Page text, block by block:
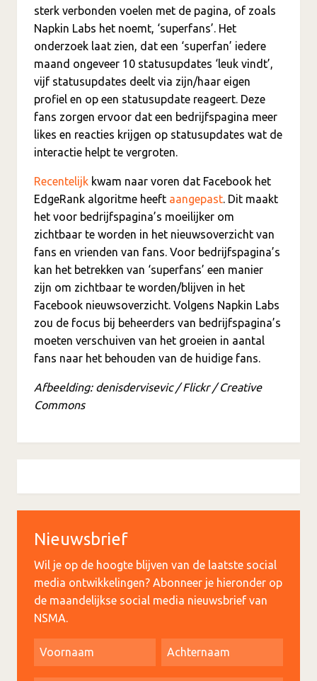
sterk verbonden voelen met de pagina, of zoals
Napkin Labs het noemt, ‘superfans’. Het
onderzoek laat zien, dat een ‘superfan’ iedere
maand ongeveer 10 statusupdates ‘leuk vindt’,
vijf statusupdates deelt via zijn/haar eigen
profiel en op een statusupdate reageert. Deze
fans zorgen ervoor dat een bedrijfspagina meer
likes en reacties krijgen op statusupdates wat de
interactie helpt te vergroten.
Recentelijk kwam naar voren dat Facebook het
EdgeRank algoritme heeft aangepast. Dit maakt
het voor bedrijfspagina’s moeilijker om
zichtbaar te worden in het nieuwsoverzicht van
fans en vrienden van fans. Voor bedrijfspagina’s
kan het betrekken van ‘superfans’ een manier
zijn om zichtbaar te worden/blijven in het
Facebook nieuwsoverzicht. Volgens Napkin Labs
zou de focus bij beheerders van bedrijfspagina’s
moeten verschuiven van het groeien in aantal
fans naar het behouden van de huidige fans.
Afbeelding: denisdervisevic / Flickr / Creative
Commons
Nieuwsbrief
Wil je op de hoogte blijven van de laatste social
media ontwikkelingen? Abonneer je hieronder op
de maandelijkse social media nieuwsbrief van
NSMA.